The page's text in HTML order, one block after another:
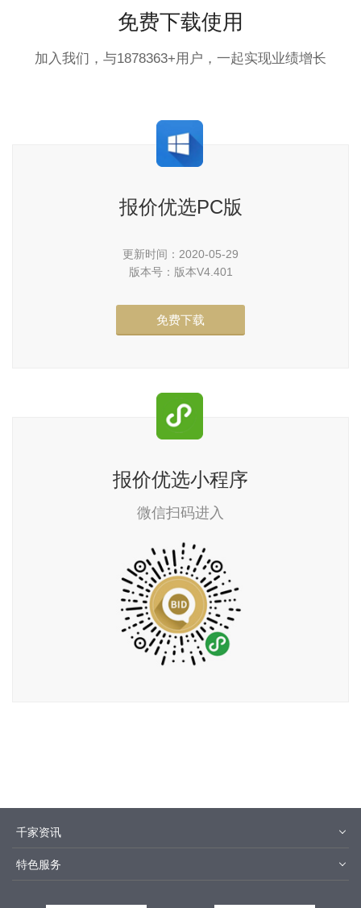
免费下载使用
加入我们，与1878363+用户，一起实现业绩增长
报价优选PC版
更新时间：2020-05-29
版本号：版本V4.401
免费下载
报价优选小程序
微信扫码进入
千家资讯
智能照明
人工智能
特色服务